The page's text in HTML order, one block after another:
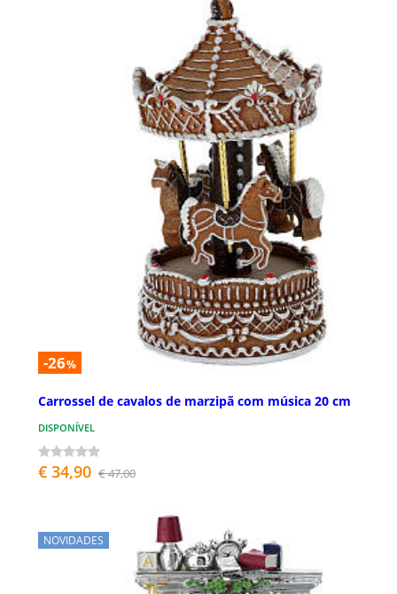
-26%
Carrossel de cavalos de marzipã com música 20 cm
DISPONÍVEL
€ 34,90 € 47,00
NOVIDADES